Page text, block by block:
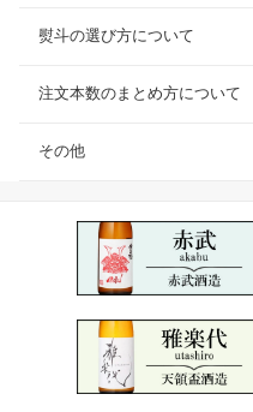
熨斗の選び方について
注文本数のまとめ方について
その他